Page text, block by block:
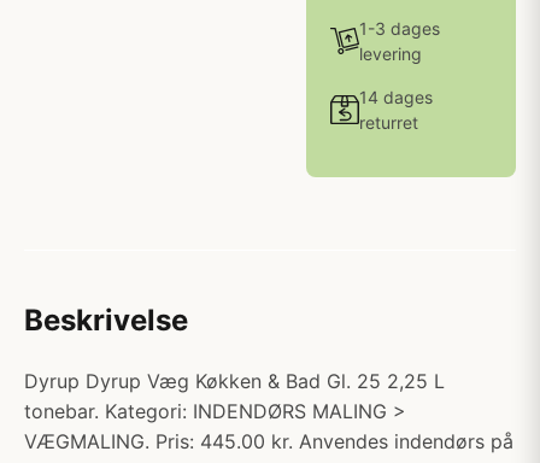
1-3 dages
levering
14 dages
returret
Beskrivelse
Dyrup Dyrup Væg Køkken & Bad Gl. 25 2,25 L
tonebar. Kategori: INDENDØRS MALING >
VÆGMALING. Pris: 445.00 kr. Anvendes indendørs på